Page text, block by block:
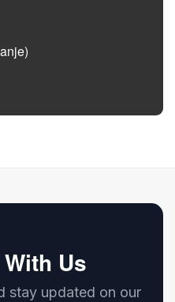
Us
stay updated on our